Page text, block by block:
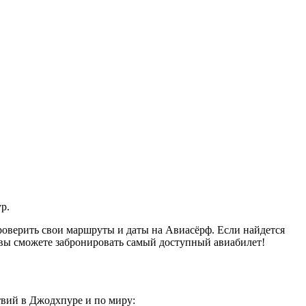
свои маршруты и даты на Авиасёрф. Если найдется
сможете забронировать самый доступный авиабилет!
в Джодхпуре и по миру: